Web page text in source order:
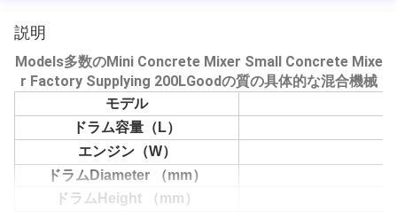
説明
Models多数のMini Concrete Mixer Small Concrete Mixe
r Factory Supplying 200LGoodの質の具体的な混合機械
モデル
ドラム容量（L）
エンジン（W）
ドラムDiameter （mm）
ドラムHeight （mm）